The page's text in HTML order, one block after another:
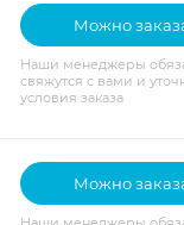
Можно
Наши менеджеры
свяжутся с вами и
условия заказа
Можно